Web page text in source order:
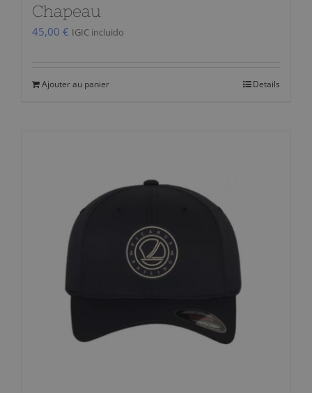
Chapeau
45,00 € IGIC incluido
Ajouter au panier Details